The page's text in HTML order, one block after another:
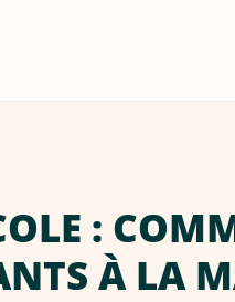
:
À LA